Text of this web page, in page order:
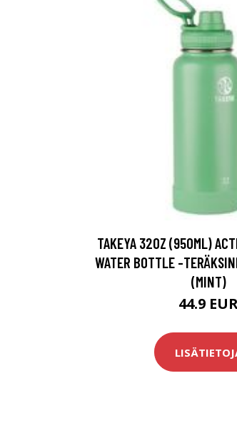
TAKEYA 32OZ (950ML)
WATER BOTTLE -
(MINT)
44.9